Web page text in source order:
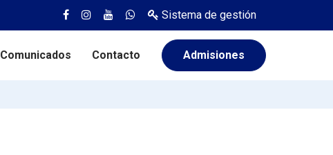
Sistema de gestión
Comunicados Contacto Admisiones